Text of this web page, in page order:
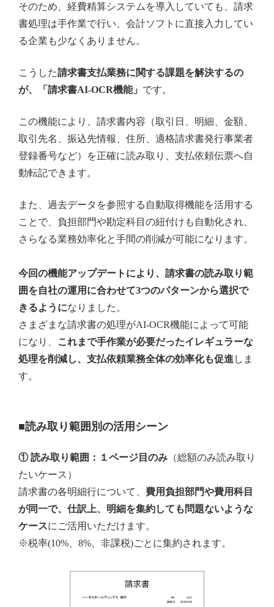
そのため、経費精算システムを導入していても、請求
書処理は手作業で行い、会計ソフトに直接入力してい
る企業も少なくありません。
こうした請求書支払業務に関する課題を解決するの
が、「請求書AI-OCR機能」 です。
この機能により、請求書内容（取引日、明細、金額、
取引先名、振込先情報、住所、適格請求書発行事業者
登録番号など）を正確に読み取り、支払依頼伝票へ自
動転記できます。
また、過去データを参照する自動取得機能を活用する
ことで、負担部門や勘定科目の紐付けも自動化され、
さらなる業務効率化と手間の削減が可能になります。
今回の機能アップデートにより、請求書の読み取り範
囲を自社の運用に合わせて3つのパターンから選択で
きるようになりました。
さまざまな請求書の処理がAI-OCR機能によって可能
になり、
これまで手作業が必要だったイレギュラーな
処理を削減し、支払依頼業務全体の効率化も促進 しま
す。
■読み取り範囲別の活用シーン
① 読み取り範囲：１ページ目のみ（総額のみ読み取り
たいケース）
請求書の各明細行について、 費用負担部門や費用科目
が同一で、仕訳上、明細を集約しても問題ないような
ケースにご活用いただけます。
※税率(10%、8%、非課税)ごとに集約されます。